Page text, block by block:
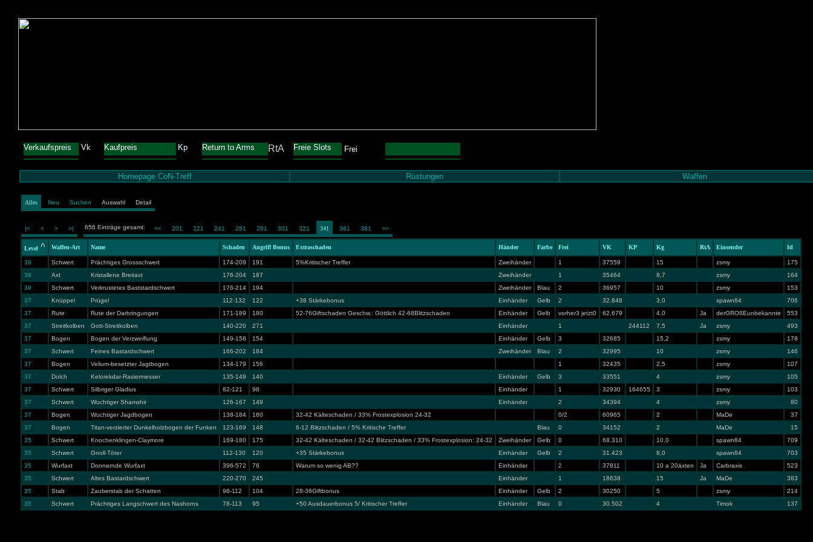
Verkaufspreis Vk Kaufpreis Kp Return to Arms RtA Freie Slots Frei
Homepage CoN-Treff Rüstungen Waffen
Alles Neu Suchen Auswahl Detail
|< < > >| 656 Einträge gesamt: << 201 221 241 261 281 301 321 341 361 381 >>
Level ^ Waffen-Art Name Schaden Angriff Bonus Extraschaden Händer Farbe Frei VK KP Kg RtA Einsender Id
39 Schwert Prächtiges Grossschwert 174-209 191 5%Kritischer Treffer Zweihänder 1 37559 15 zsmy
175
39
Axt Kristallene Breitaxt 176-204 187 Zweihänder 1 35464 8,7 zsmy
164
39
Schwert Verkrustetes Baststardschwert 176-214 194 Zweihänder Blau 2 36957 10 zsmy
153
37
Knüppel Prügel 112-132 122 +38 Stärkebonus Einhänder Gelb 2 32.848 3,0 spawn84
706
37
Rute Rute der Darbringungen 171-189 180 52-76Giftschaden Geschw.: Göttlich 42-68Blitzschaden Einhänder Gelb vorher3 jetzt0 62,679 4,0 Ja derGROßEunbekannte
553
37
Streitkolben Gott-Streitkolben 140-220 271 Einhänder 1 244112 7,5 Ja zsmy
493
37
Bogen Bogen der Verzweiflung 149-158 154 Einhänder Gelb 3 32685 15,2 zsmy
178
37
Schwert Feines Bastardschwert 166-202 184 Zweihänder Blau 2 32995 10 zsmy
146
37
Bogen Velium-besetzter Jagtbogen 134-179 156 1 32435 2,5 zsmy
107
37
Dolch Kelorekdar-Rasiermesser 135-149 140 Einhänder Gelb 3 33551 4 zsmy
105
37
Schwert Silbriger Gladius 82-121 98 Einhänder 1 32930 164655 3 zsmy
103
37
Schwert Wuchtiger Shamshir 126-167 149 Einhänder 2 34394 4 zsmy
80
37
Bogen Wuchtiger Jagdbogen 138-184 160 32-42 Kälteschaden / 33% Frostexplosion 24-32 0/2 60965 2 MaDe
37
37
Bogen Titan-verzierter Dunkelholzbogen der Funken 123-169 148 6-12 Blitzschaden / 5% Kritische Treffer Blau 0 34152 2 MaDe
15
35
Schwert Knochenklingen-Claymore 169-180 175 32-42 Kälteschaden / 32-42 Blitzschaden / 33% Frostexplosion: 24-32 Zweihänder Gelb 0 68.310 10,0 spawn84
709
35
Schwert Gnoll-Töter 112-130 120 +35 Stärkebonus Einhänder Gelb 2 31.423 8,0 spawn84
703
35
Wurfaxt Donnernde Wurfaxt 396-572 76 Warum so wenig AB?? Einhänder 2 37811 10 a 20äxten Ja Carbraxis
523
35
Schwert Altes Bastardschwert 220-270 245 Einhänder 1 18638 15 Ja MaDe
383
35
Stab Zauberstab der Schatten 98-112 104 28-36Giftbonus Einhänder Gelb 2 30250 5 zsmy
214
35
Schwert Prächtiges Langschwert des Nashorns 78-113 95 +50 Ausdauerbonus 5/ Kritischer Treffer Einhänder Blau 0 30.502 4 Timok 137